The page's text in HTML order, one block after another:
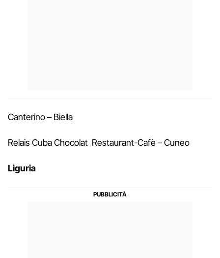
Canterino – Biella
Relais Cuba Chocolat Restaurant-Cafè – Cuneo
Liguria